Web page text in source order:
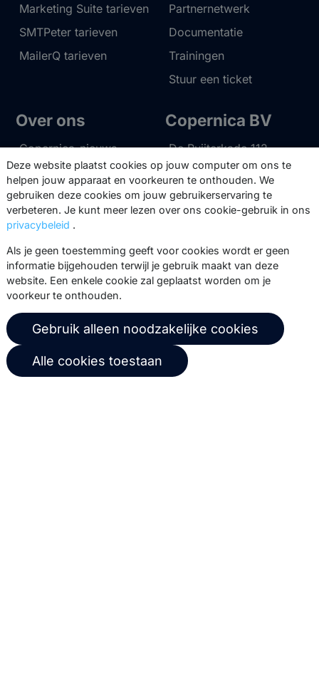
Marketing Suite tarieven
SMTPeter tarieven
MailerQ tarieven
Partnernetwerk
Documentatie
Trainingen
Stuur een ticket
Over ons
Copernica-nieuws
Carrière bij Copernica
Neem contact op
Copernica BV
De Ruijterkade 112
1011 AB Amsterdam
+31 (0)20 520 61 90
info@copernica.com
Via onze nieuwsbrief blijf je op de
events, webinars, best practices en
whitepapers.
Abonneer
Deze website plaatst cookies op jouw computer om ons te
helpen jouw apparaat en voorkeuren te onthouden. We
gebruiken deze cookies om jouw gebruikerservaring te
verbeteren. Je kunt meer lezen over ons cookie-gebruik in ons
privacybeleid .
Als je geen toestemming geeft voor cookies wordt er geen
informatie bijgehouden terwijl je gebruik maakt van deze
website. Een enkele cookie zal geplaatst worden om je
voorkeur te onthouden.
Gebruik alleen noodzakelijke cookies
Alle cookies toestaan